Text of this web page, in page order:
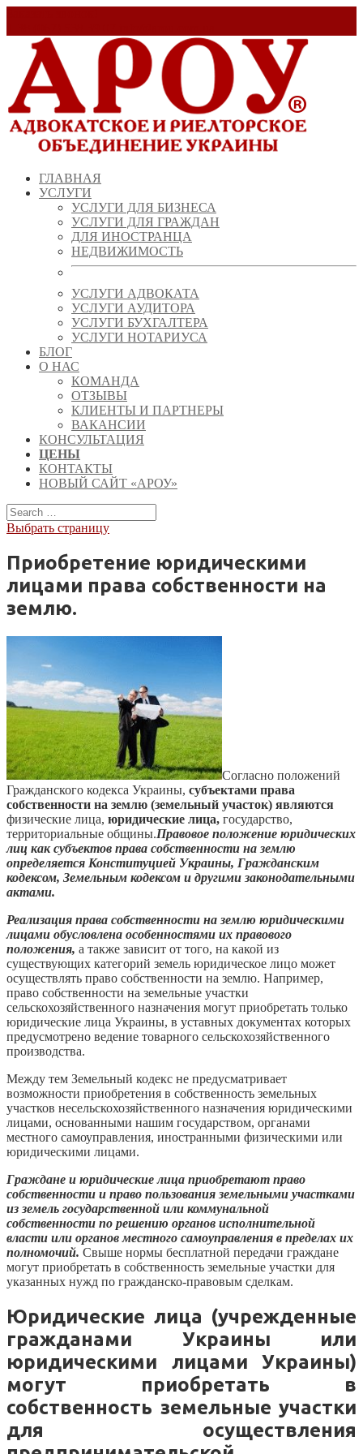
ГЛАВНАЯ
УСЛУГИ
УСЛУГИ ДЛЯ БИЗНЕСА
УСЛУГИ ДЛЯ ГРАЖДАН
ДЛЯ ИНОСТРАНЦА
НЕДВИЖИМОСТЬ
УСЛУГИ АДВОКАТА
УСЛУГИ АУДИТОРА
УСЛУГИ БУХГАЛТЕРА
УСЛУГИ НОТАРИУСА
БЛОГ
О НАС
КОМАНДА
ОТЗЫВЫ
КЛИЕНТЫ И ПАРТНЕРЫ
ВАКАНСИИ
КОНСУЛЬТАЦИЯ
ЦЕНЫ
КОНТАКТЫ
НОВЫЙ САЙТ «АРОУ»
Выбрать страницу
Приобретение юридическими
лицами права собственности на
землю.
Согласно положений
Гражданского кодекса Украины, субъектами права
собственности на землю (земельный участок) являются
физические лица, юридические лица, государство,
территориальные общины.Правовое положение юридических
лиц как субъектов права собственности на землю
определяется Конституцией Украины, Гражданским
кодексом, Земельным кодексом и другими законодательными
актами.
Реализация права собственности на землю юридическими
лицами обусловлена особенностями их правового
положения, а также зависит от того, на какой из
существующих категорий земель юридическое лицо может
осуществлять право собственности на землю. Например,
право собственности на земельные участки
сельскохозяйственного назначения могут приобретать только
юридические лица Украины, в уставных документах которых
предусмотрено ведение товарного сельскохозяйственного
производства.
Между тем Земельный кодекс не предусматривает
возможности приобретения в собственность земельных
участков несельскохозяйственного назначения юридическими
лицами, основанными нашим государством, органами
местного самоуправления, иностранными физическими или
юридическими лицами.
Граждане и юридические лица приобретают право
собственности и право пользования земельными участками
из земель государственной или коммунальной
собственности по решению органов исполнительной
власти или органов местного самоуправления в пределах их
полномочий. Свыше нормы бесплатной передачи граждане
могут приобретать в собственность земельные участки для
указанных нужд по гражданско-правовым сделкам.
Юридические лица (учрежденные
гражданами Украины или
юридическими лицами Украины)
могут приобретать в
собственность земельные участки
для осуществления